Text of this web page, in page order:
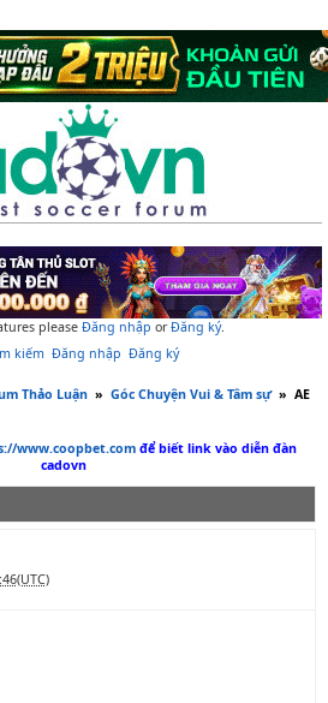
please Đăng nhập orĐăng ký.
kiếm Đăng nhập Đăng ký
Thảo Luận » Góc Chuyện Vui & Tâm sự » AE
www.coopbet.comđể biết link vào diễn đàn
cadovn